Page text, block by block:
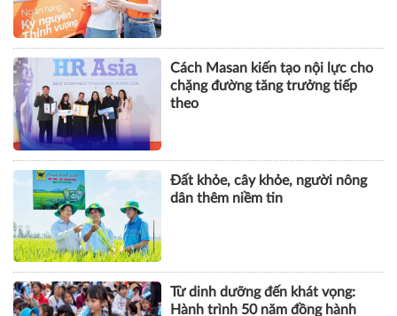
Cách Masan kiến tạo nội lực cho
chặng đường tăng trưởng tiếp
theo
Đất khỏe, cây khỏe, người nông
dân thêm niềm tin
Từ dinh dưỡng đến khát vọng:
Hành trình 50 năm đồng hành